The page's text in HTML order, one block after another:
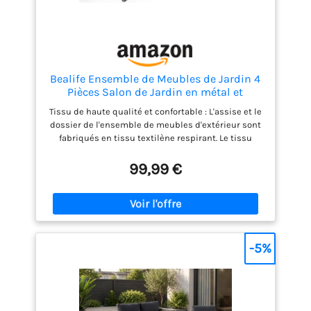
Bealife Ensemble de Meubles de Jardin 4
Pièces Salon de Jardin en métal et
textilène avec 3 Fauteuils et 1 Table en
Verre, Meubles Terrasse pour Patio, Jardin
et Extérieur (Noir) (Lot de 4)
Tissu de haute qualité et confortable : L'assise et le
dossier de l'ensemble de meubles d'extérieur sont
fabriqués en tissu textilène respirant. Le tissu
rapidement, il est facile à nettoyer et convient
parfaitement à une utilisation en extérieur, ce qui
vous permet de rester toujours frais et confortable.
Structure solide et stable : L'ensemble de meubles
de patio est fabriqué à partir d'un cadre en acier
robuste et durable. La table en verre trempé peut
simples et doubles peuvent supporter un poids de
150 kg/300 kg respectivement, vous pouvez donc
l'utiliser en toute confiance. Les pieds réglables à la
base permettent de compenser les inégalités du
99,99 €
-5%